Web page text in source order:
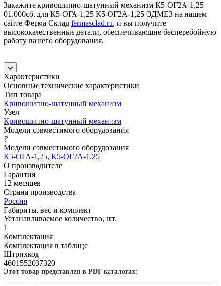
Закажите кривошипно-шатунный механизм К5-ОГ2А-1,25
01.000сб. для К5-ОГА-1,25 К5-ОГ2А-1,25 ОДМЕЗ на нашем
сайте Ферма Склад fermasclad.ru, и вы получите
высококачественные детали, обеспечивающие бесперебойную
работу вашего оборудования.
Характеристики
Основные технические характеристики
Тип товара
Кривошипно-шатунный механизм
Узел
Кривошипно-шатунный механизм
Модели совместимого оборудования
?
Модели совместимого оборудования
К5-ОГА-1,25, К5-ОГ2А-1,25
О производителе
Гарантия
12 месяцев
Страна производства
Россия
Габариты, вес и комплект
Устанавливаемое количество, шт.
1
Комплектация
Комплектация в таблице
Штрихкод
4601552037320
Этот товар представлен в PDF каталогах: